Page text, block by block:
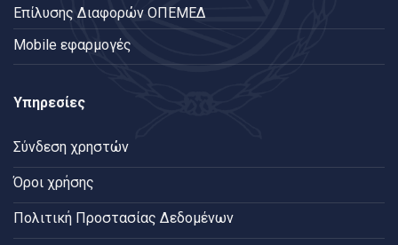
Επίλυσης Διαφορών ΟΠΕΜΕΔ
Mobile εφαρμογές
Υπηρεσίες
Σύνδεση χρηστών
Όροι χρήσης
Πολιτική Προστασίας Δεδομένων